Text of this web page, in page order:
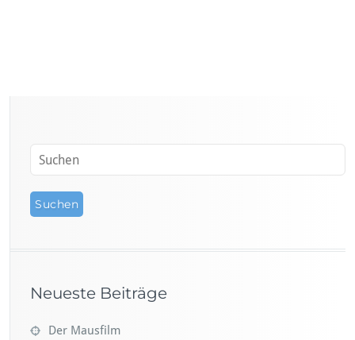
Neueste Beiträge
Der Mausfilm